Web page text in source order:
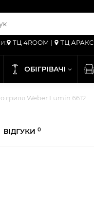
ТЦ 4ROOM | ТЦ АРАКС
ОБІГРІВАЧІ
гриля Weber Lumіn 6612
ВІДГУКИ 0